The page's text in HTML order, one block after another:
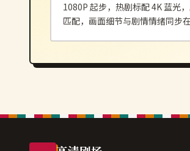
1080P 起步，热剧标配 4K 蓝光
匹配，画面细节与剧情情绪同步在